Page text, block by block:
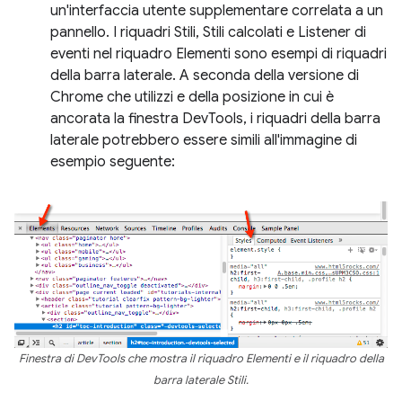
un'interfaccia utente supplementare correlata a un
pannello. I riquadri Stili, Stili calcolati e Listener di
eventi nel riquadro Elementi sono esempi di riquadri
della barra laterale. A seconda della versione di
Chrome che utilizzi e della posizione in cui è
ancorata la finestra DevTools, i riquadri della barra
laterale potrebbero essere simili all'immagine di
esempio seguente:
Finestra di DevTools che mostra il riquadro Elementi e il riquadro della
barra laterale Stili.